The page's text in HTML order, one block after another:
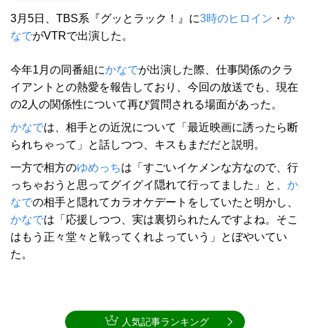
3月5日、TBS系『グッとラック！』に3時のヒロイン ・ か
なでがVTRで出演した。
今年1月の同番組にかなでが出演した際、仕事関係のクラ
イアントとの熱愛を報告しており、今回の放送でも、現在
の2人の関係性について再び質問される場面があった。
かなでは、相手との近況について「最近映画に誘ったら断
られちゃって」と話しつつ、キスもまだだと説明。
一方で相方のゆめっちは「すごいイケメンな方なので、行
っちゃおうと思ってグイグイ隠れて行ってました」と、 か
なでの相手と隠れてカラオケデートをしていたと明かし、
かなでは「応援しつつ、実は裏切られたんですよね。そこ
はもう正々堂々と戦ってくれよっていう」とぼやいてい
た。
人気記事ランキング